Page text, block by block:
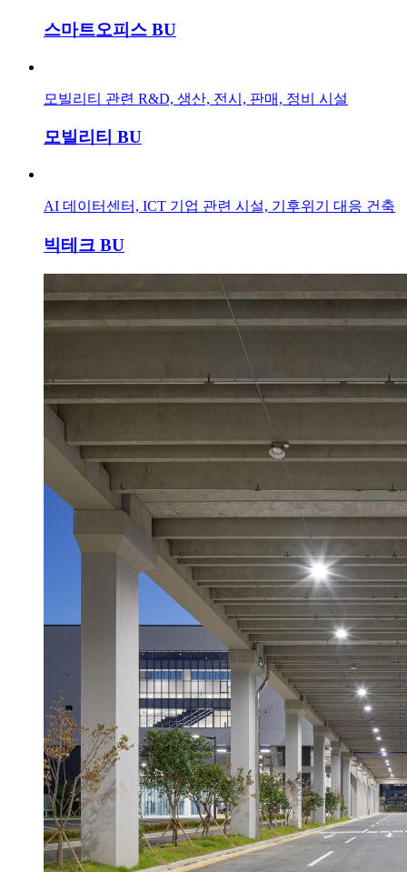
스마트오피스 BU
모빌리티 관련 R&D, 생산, 전시, 판매, 정비 시설
모빌리티 BU
AI 데이터센터, ICT 기업 관련 시설, 기후위기 대응 건축
빅테크 BU